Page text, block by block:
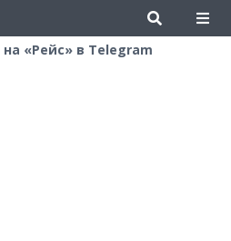
на «Рейс» в Telegram